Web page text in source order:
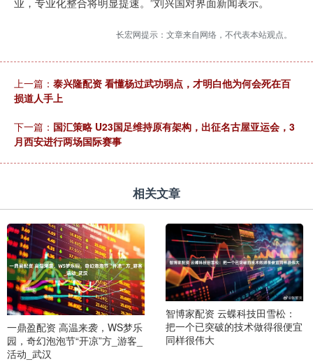
长宏网提示：文章来自网络，不代表本站观点。
上一篇： 泰兴隆配资 看懂杨过武功弱点，才明白他为何会死在百
损道人手上
下一篇： 国汇策略 U23国足维持原有架构，出征名古屋亚运会，3
月西安进行两场国际赛事
相关文章
一鼎盈配资 高温来袭，WS梦乐
园，奇幻泡泡节“开凉”方_游客_
活动_武汉
智博家配资 云蝶科技田雪松：
把一个已突破的技术做得很便宜
同样很伟大